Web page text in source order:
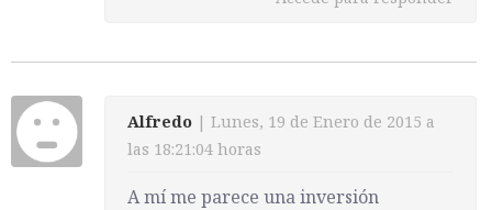
Alfredo | Lunes, 19 de Enero de 2015 a
las 18:21:04 horas
A mí me parece una inversión